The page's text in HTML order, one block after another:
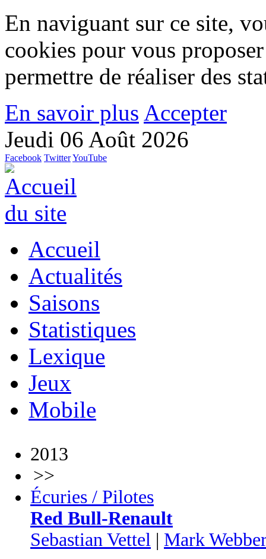
En naviguant sur ce site,
cookies pour vous
permettre de réaliser des
En savoir plus Accepter
Jeudi 06 Août 2026
Facebook TwitterYouTube
Accueil
Actualités
Saisons
Statistiques
Lexique
Jeux
Mobile
2013
>>
Écuries / Pilotes
Red Bull-Renault
Sebastian Vettel | Mark